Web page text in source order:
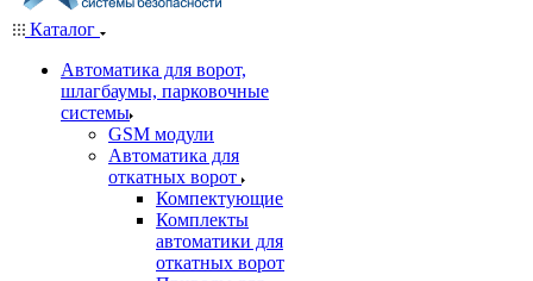
Каталог
Автоматика для ворот,
шлагбаумы, парковочные
системы
GSM модули
Автоматика для
откатных ворот
Компектующие
Комплекты
автоматики для
откатных ворот